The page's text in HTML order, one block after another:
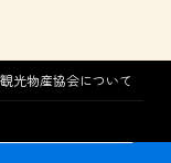
光物産協会について